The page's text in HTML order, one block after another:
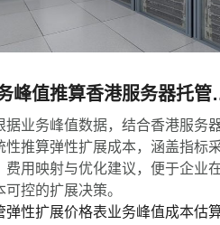
峰值推算香港服务器托管
扩展成本
据业务峰值数据，结合香港服务
性推算弹性扩展成本，涵盖指标
费用映射与优化建议，便于企业
控的扩展决策。
弹性扩展价格表业务峰值成本估